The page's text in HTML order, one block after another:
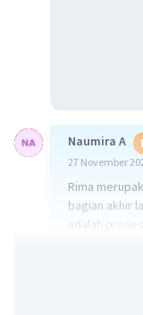
Naumira A
27 November
Rima
bagian akhir
adalah